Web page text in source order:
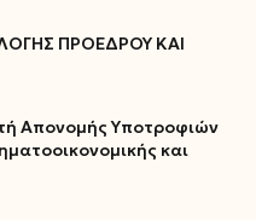
ΠΡΟΕΔΡΟΥ ΚΑΙ
Απονομής Υποτροφιών
και